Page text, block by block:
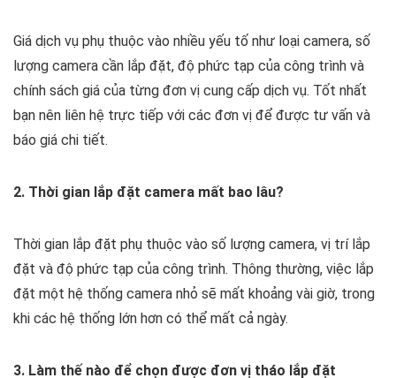
Giá dịch vụ phụ thuộc vào nhiều yếu tố như loại camera, số
lượng camera cần lắp đặt, độ phức tạp của công trình và
chính sách giá của từng đơn vị cung cấp dịch vụ. Tốt nhất
bạn nên liên hệ trực tiếp với các đơn vị để được tư vấn và
báo giá chi tiết.
2. Thời gian lắp đặt camera mất bao lâu?
Thời gian lắp đặt phụ thuộc vào số lượng camera, vị trí lắp
đặt và độ phức tạp của công trình. Thông thường, việc lắp
đặt một hệ thống camera nhỏ sẽ mất khoảng vài giờ, trong
khi các hệ thống lớn hơn có thể mất cả ngày.
3. Làm thế nào để chọn được đơn vị tháo lắp đặt